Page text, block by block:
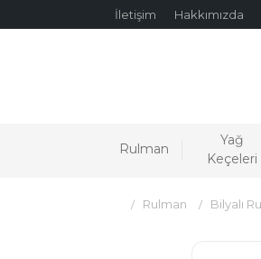
İletişim Hakkımızda
Rulman
Yağ
Keçeleri
Rulman Bilyalı